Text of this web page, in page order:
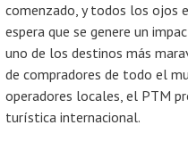
comenzado, y todos los ojos
espera que se genere un
uno de los destinos más
de compradores de todo el
operadores locales, el PTM
turística internacional.